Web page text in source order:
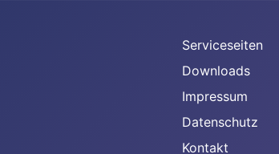
Serviceseiten
Downloads
Impressum
Datenschutz
Kontakt